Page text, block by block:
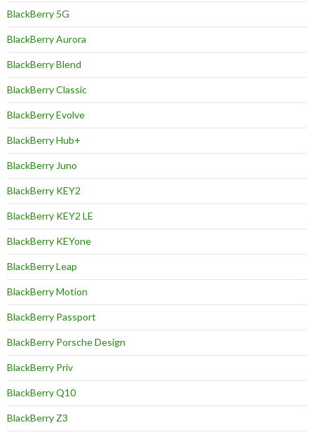
BlackBerry 5G
BlackBerry Aurora
BlackBerry Blend
BlackBerry Classic
BlackBerry Evolve
BlackBerry Hub+
BlackBerry Juno
BlackBerry KEY2
BlackBerry KEY2 LE
BlackBerry KEYone
BlackBerry Leap
BlackBerry Motion
BlackBerry Passport
BlackBerry Porsche Design
BlackBerry Priv
BlackBerry Q10
BlackBerry Z3